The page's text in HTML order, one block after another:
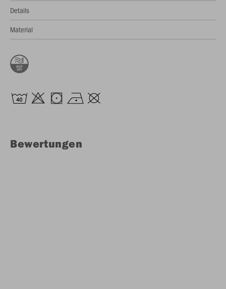
Details
Material
Bewertungen